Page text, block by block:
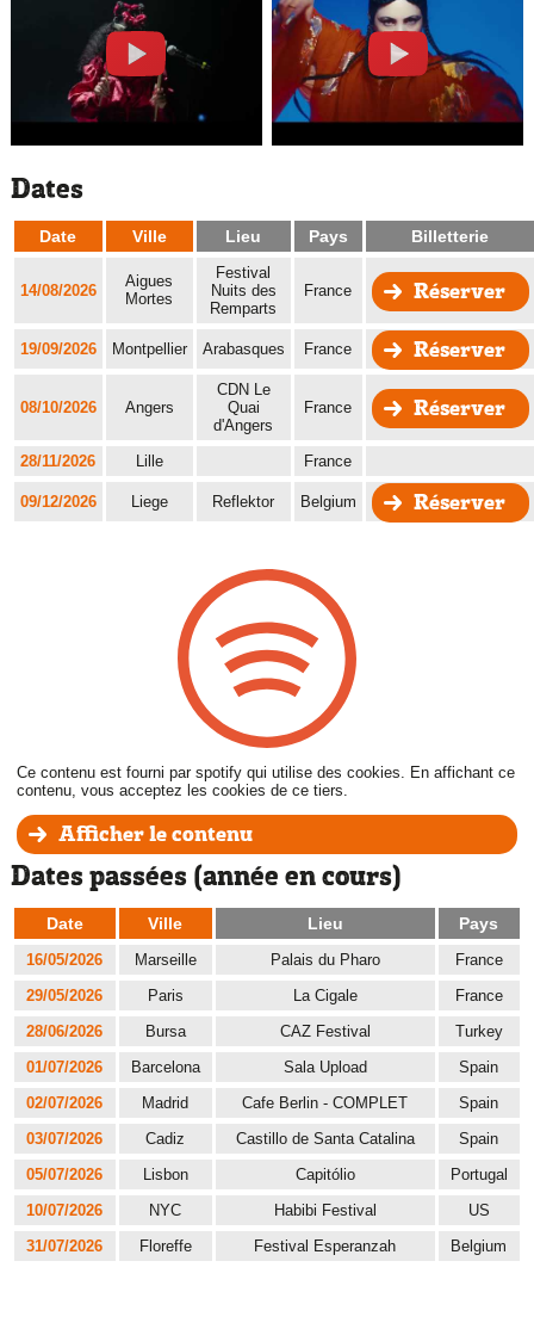
Dates
Date Ville Lieu Pays Billetterie
14/08/2026
Aigues
Mortes
Festival
Nuits des
Remparts
France Réserver
19/09/2026 Montpellier Arabasques France Réserver
08/10/2026 Angers
CDN Le
Quai
d'Angers
France Réserver
28/11/2026 Lille France
09/12/2026 Liege Reflektor Belgium Réserver
Ce contenu est fourni par spotify qui utilise des cookies. En affichant ce
contenu, vous acceptez les cookies de ce tiers.
Afficher le contenu
Dates passées (année en cours)
Date Ville Lieu Pays
16/05/2026 Marseille Palais du Pharo
France
29/05/2026
Paris La Cigale
France
28/06/2026
Bursa CAZ Festival
Turkey
01/07/2026
Barcelona Sala Upload
Spain
02/07/2026
Madrid Cafe Berlin - COMPLET
Spain
03/07/2026
Cadiz Castillo de Santa Catalina
Spain
05/07/2026
Lisbon Capitólio
Portugal
10/07/2026
NYC Habibi Festival
US
31/07/2026
Floreffe Festival Esperanzah Belgium